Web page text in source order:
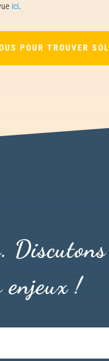
ici.
POUR TROUVER
Discutons
enjeux !